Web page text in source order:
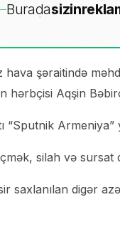
Buradasizin
hava şəraitində
hərbçisi Aqşin
“Sputnik Armeniya”
silah və sursat
saxlanılan digər